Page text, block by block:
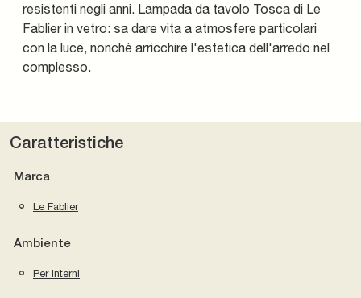
resistenti negli anni. Lampada da tavolo Tosca di Le
Fablier in vetro: sa dare vita a atmosfere particolari
con la luce, nonché arricchire l'estetica dell'arredo nel
complesso.
Caratteristiche
Marca
Le Fablier
Ambiente
Per Interni